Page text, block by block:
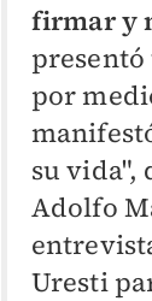
firmar y
por
su vida",
Adolfo
Uresti